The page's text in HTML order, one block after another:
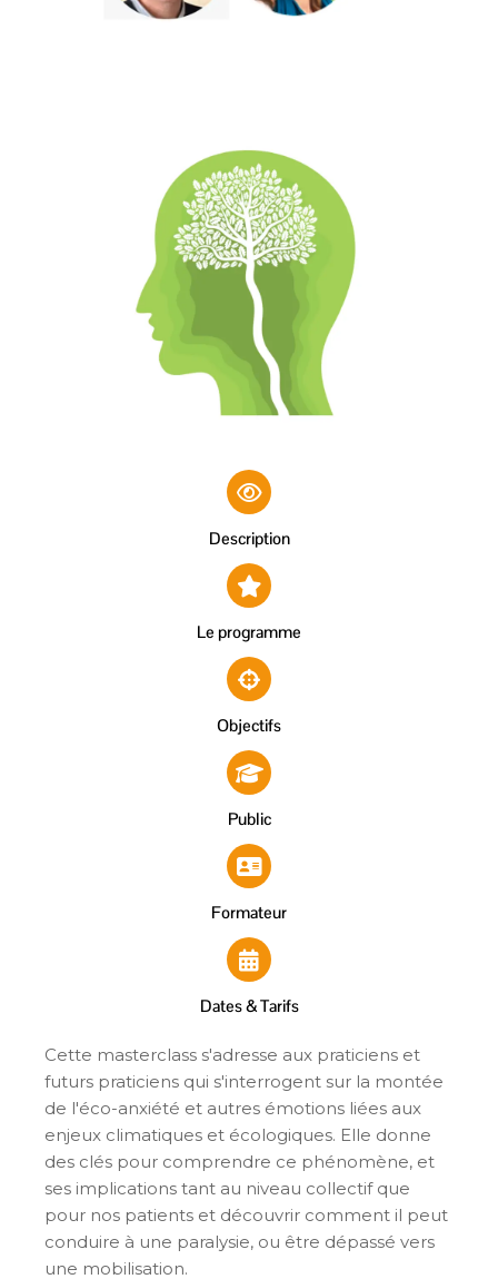
Description
Le programme
Objectifs
Public
Formateur
Dates & Tarifs
Cette masterclass s'adresse aux praticiens et
futurs praticiens qui s'interrogent sur la montée
de l'éco-anxiété et autres émotions liées aux
enjeux climatiques et écologiques. Elle donne
des clés pour comprendre ce phénomène, et
ses implications tant au niveau collectif que
pour nos patients et découvrir comment il peut
conduire à une paralysie, ou être dépassé vers
une mobilisation.